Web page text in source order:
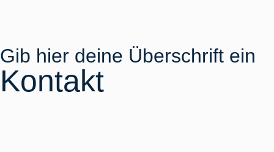
Gib hier deine Überschrift ein
Kontakt